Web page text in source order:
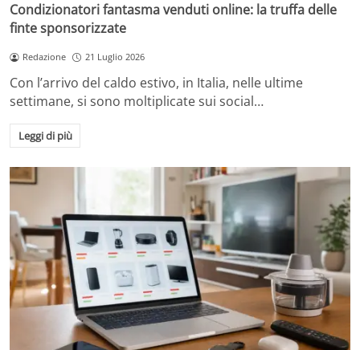
Condizionatori fantasma venduti online: la truffa delle
finte sponsorizzate
Redazione 21 Luglio 2026
Con l’arrivo del caldo estivo, in Italia, nelle ultime
settimane, si sono moltiplicate sui social…
Leggi di più